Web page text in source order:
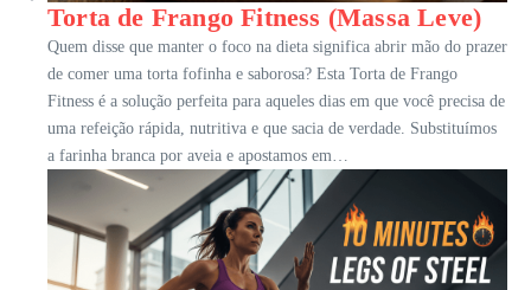
Torta de Frango Fitness (Massa Leve)
Quem disse que manter o foco na dieta significa abrir mão do prazer
de comer uma torta fofinha e saborosa? Esta Torta de Frango
Fitness é a solução perfeita para aqueles dias em que você precisa de
uma refeição rápida, nutritiva e que sacia de verdade. Substituímos
a farinha branca por aveia e apostamos em…